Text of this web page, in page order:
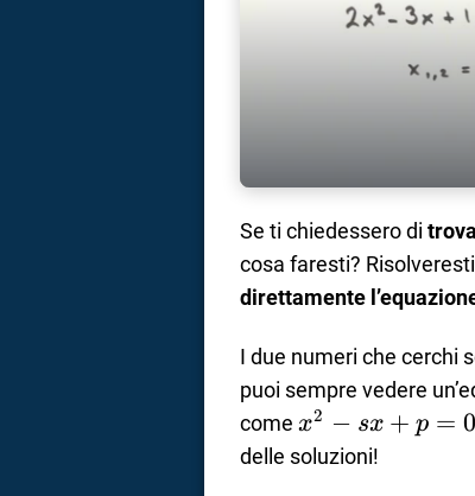
Se ti chiedessero di
cosa faresti?
direttamente
I due numeri che cerchi
puoi sempre vedere
come x^2-
sx+p=0
x2 − sx + p = 0
delle soluzioni!